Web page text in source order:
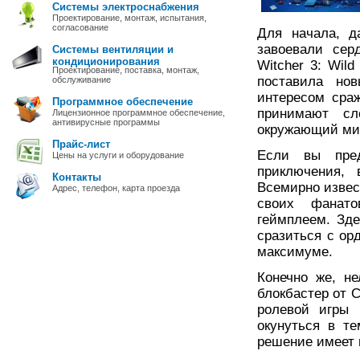
Системы электроснабжения
Проектирование, монтаж, испытания,
согласование
Системы вентиляции и
кондиционирования
Проектирование, поставка, монтаж,
обслуживание
Программное обеспечение
Лицензионное программное обеспечение,
антивирусные программы
Прайс-лист
Цены на услуги и оборудование
Контакты
Адрес, телефон, карта проезда
Для начала,
завоевали
Witcher 3: Wild
поставила
интересом
принимают
окружающий
Если вы
Всемирно
своих
геймплеем.
сразиться с
максимуме.
Конечно же,
блокбастер от
ролевой игры
окунуться в
решение имеет